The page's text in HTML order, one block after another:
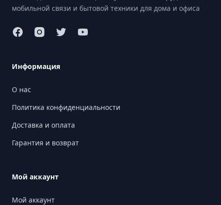
мобильной связи и бытовой техники для дома и офиса
Информация
О нас
Политика конфиденциальности
Доставка и оплата
Гарантия и возврат
Мой аккаунт
Мой аккаунт